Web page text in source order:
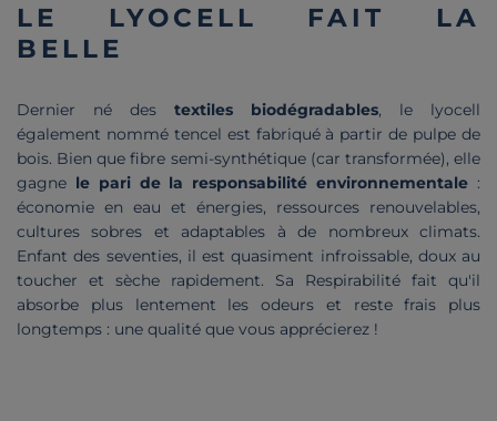
LE LYOCELL FAIT LA
BELLE
Dernier né des textiles biodégradables, le lyocell
également nommé tencel est fabriqué à partir de pulpe de
bois. Bien que fibre semi-synthétique (car transformée), elle
gagne le pari de la responsabilité environnementale :
économie en eau et énergies, ressources renouvelables,
cultures sobres et adaptables à de nombreux climats.
Enfant des seventies, il est quasiment infroissable, doux au
toucher et sèche rapidement. Sa Respirabilité fait qu'il
absorbe plus lentement les odeurs et reste frais plus
longtemps : une qualité que vous apprécierez !